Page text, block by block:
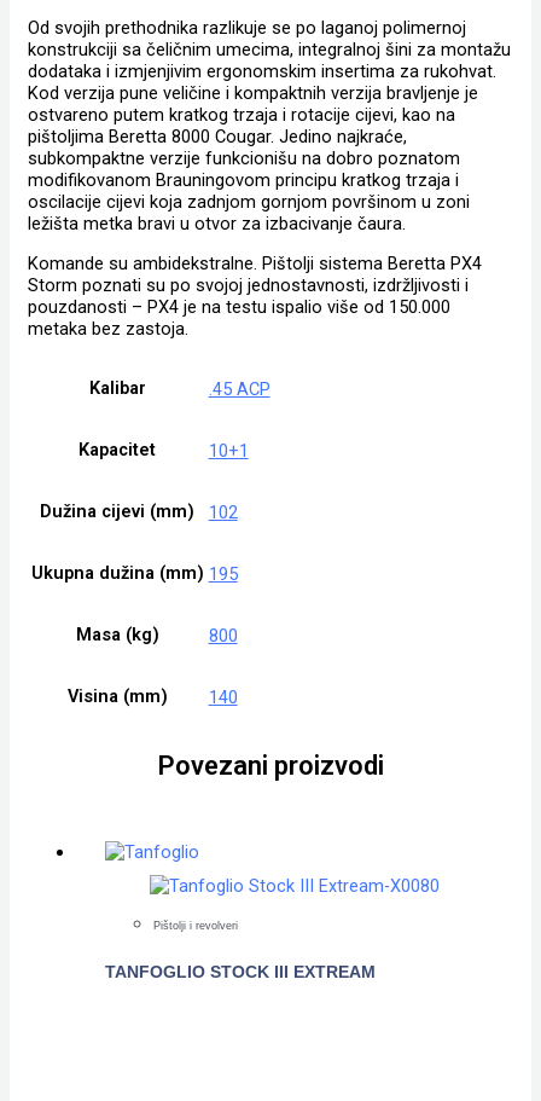
Od svojih prethodnika razlikuje se po laganoj polimernoj
konstrukciji sa čeličnim umecima, integralnoj šini za montažu
dodataka i izmjenjivim ergonomskim insertima za rukohvat.
Kod verzija pune veličine i kompaktnih verzija bravljenje je
ostvareno putem kratkog trzaja i rotacije cijevi, kao na
pištoljima Beretta 8000 Cougar. Jedino najkraće,
subkompaktne verzije funkcionišu na dobro poznatom
modifikovanom Brauningovom principu kratkog trzaja i
oscilacije cijevi koja zadnjom gornjom površinom u zoni
ležišta metka bravi u otvor za izbacivanje čaura.
Komande su ambidekstralne. Pištolji sistema Beretta PX4
Storm poznati su po svojoj jednostavnosti, izdržljivosti i
pouzdanosti – PX4 je na testu ispalio više od 150.000
metaka bez zastoja.
Kalibar .45 ACP
Kapacitet 10+1
Dužina cijevi (mm) 102
Ukupna dužina (mm) 195
Masa (kg) 800
Visina (mm) 140
Povezani proizvodi
Pištolji i revolveri
TANFOGLIO STOCK III EXTREAM